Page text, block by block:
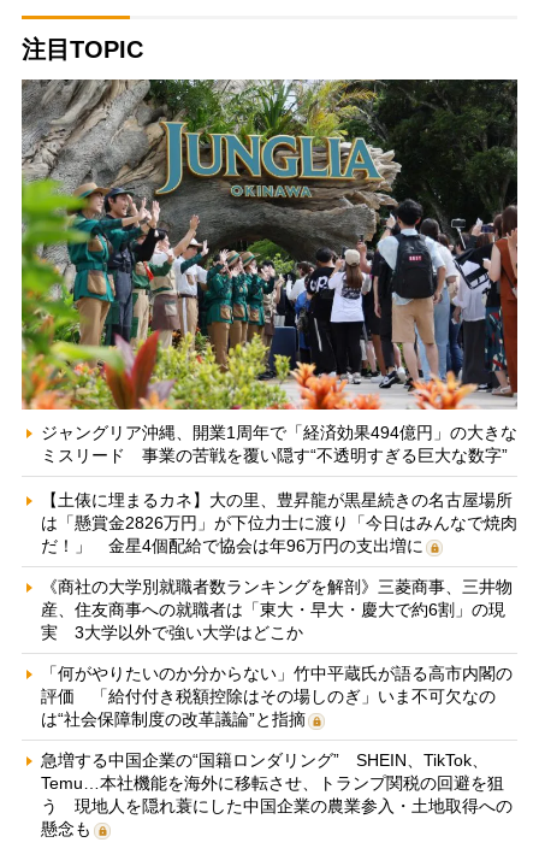
注目TOPIC
ジャングリア沖縄、開業1周年で「経済効果494億円」の大きな
ミスリード 事業の苦戦を覆い隠す“不透明すぎる巨大な数字”
【土俵に埋まるカネ】大の里、豊昇龍が黒星続きの名古屋場所
は「懸賞金2826万円」が下位力士に渡り「今日はみんなで焼肉
だ！」 金星4個配給で協会は年96万円の支出増に
《商社の大学別就職者数ランキングを解剖》三菱商事、三井物
産、住友商事への就職者は「東大・早大・慶大で約6割」の現
実 3大学以外で強い大学はどこか
「何がやりたいのか分からない」竹中平蔵氏が語る高市内閣の
評価 「給付付き税額控除はその場しのぎ」いま不可欠なの
は“社会保障制度の改革議論”と指摘
急増する中国企業の“国籍ロンダリング” SHEIN、TikTok、
Temu…本社機能を海外に移転させ、トランプ関税の回避を狙
う 現地人を隠れ蓑にした中国企業の農業参入・土地取得への
懸念も